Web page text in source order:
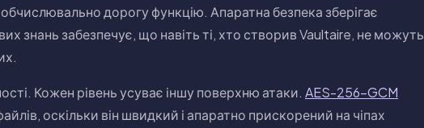
дорогу функцію. Апаратна безпека зберігає
знань забезпечує, що навіть ті, хто створив Vaultaire, не можуть
Кожен рівень усуває іншу поверхню атаки. AES-256-GCM
оскільки він швидкий і апаратно прискорений на чіпах